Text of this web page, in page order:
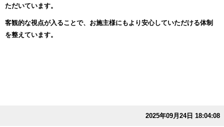
ただいています。
客観的な視点が入ることで、お施主様にもより安心していただける体制
を整えています。
2025年09月24日 18:04:08